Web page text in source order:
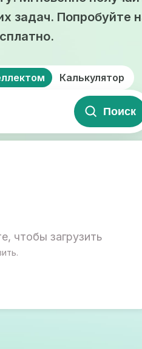
задач. Попробуйте
Калькулятор
чтобы загрузить
Поиск